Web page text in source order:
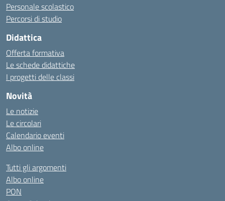
Personale scolastico
Percorsi di studio
Didattica
Offerta formativa
Le schede didattiche
I progetti delle classi
Novità
Le notizie
Le circolari
Calendario eventi
Albo online
Tutti gli argomenti
Albo online
PON